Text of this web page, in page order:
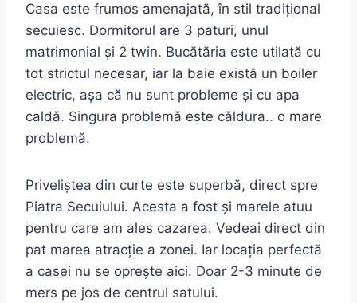
Casa este frumos amenajată, în stil tradițional
secuiesc. Dormitorul are 3 paturi, unul
matrimonial și 2 twin. Bucătăria este utilată cu
tot strictul necesar, iar la baie există un boiler
electric, așa că nu sunt probleme și cu apa
caldă. Singura problemă este căldura.. o mare
problemă.
Priveliștea din curte este superbă, direct spre
Piatra Secuiului. Acesta a fost și marele atuu
pentru care am ales cazarea. Vedeai direct din
pat marea atracție a zonei. Iar locația perfectă
a casei nu se oprește aici. Doar 2-3 minute de
mers pe jos de centrul satului.